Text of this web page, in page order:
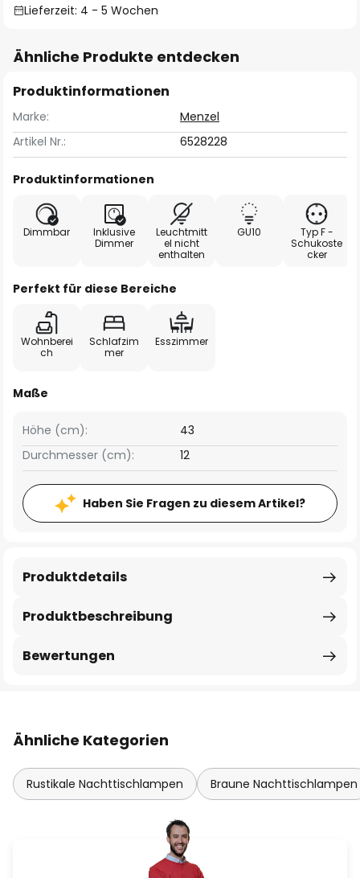
Lieferzeit: 4 - 5 Wochen
Ähnliche Produkte entdecken
Produktinformationen
Marke:
Menzel
Artikel Nr.:
6528228
Produktinformationen
Dimmbar
Inklusive
Dimmer
Leuchtmitt
el nicht
enthalten
GU10
Typ F -
Schukoste
cker
Perfekt für diese Bereiche
Wohnberei
ch
Schlafzim
mer
Esszimmer
Maße
Höhe (cm):
43
Durchmesser (cm):
12
Haben Sie Fragen zu diesem Artikel?
Produktbeschreibung
Produktdetails
Bewertungen
Ähnliche Kategorien
Rustikale Nachttischlampen Braune Nachttischlampen